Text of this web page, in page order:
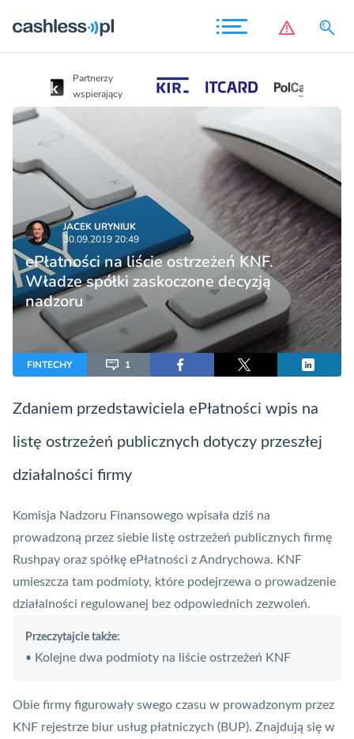
Partnerzy
wspierający
JACEK URYNIUK
30.09.2019 20:49
ePłatności na liście ostrzeżeń KNF.
Władze spółki zaskoczone decyzją
nadzoru
FINTECHY 1
Zdaniem przedstawiciela ePłatności wpis na
listę ostrzeżeń publicznych dotyczy przeszłej
działalności firmy
Komisja Nadzoru Finansowego wpisała dziś na
prowadzoną przez siebie listę ostrzeżeń publicznych firmę
Rushpay oraz spółkę ePłatności z Andrychowa. KNF
umieszcza tam podmioty, które podejrzewa o prowadzenie
działalności regulowanej bez odpowiednich zezwoleń.
Przeczytajcie także:
• Kolejne dwa podmioty na liście ostrzeżeń KNF
Obie firmy figurowały swego czasu w prowadzonym przez
KNF rejestrze biur usług płatniczych (BUP). Znajdują się w